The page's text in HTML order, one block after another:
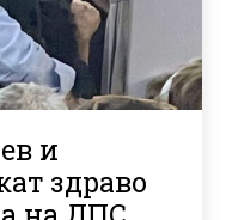
и
здраво